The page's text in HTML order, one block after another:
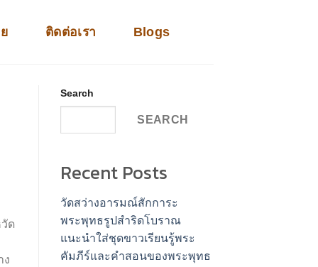
ติดต่อเรา Blogs
ด
ง
Search
SEARCH
Recent Posts
วัดสว่างอารมณ์สักการะ
พระพุทธรูปสำริดโบราณ
แนะนำใส่ชุดขาวเรียนรู้พระ
คัมภีร์และคำสอนของพระพุทธ